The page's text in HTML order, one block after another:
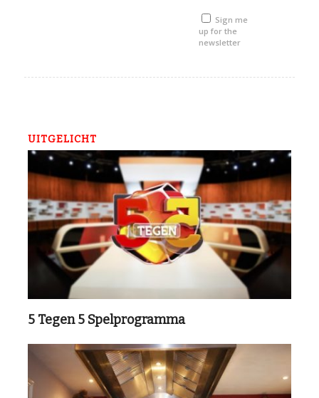
Sign me
up for the
newsletter
UITGELICHT
5 Tegen 5 Spelprogramma